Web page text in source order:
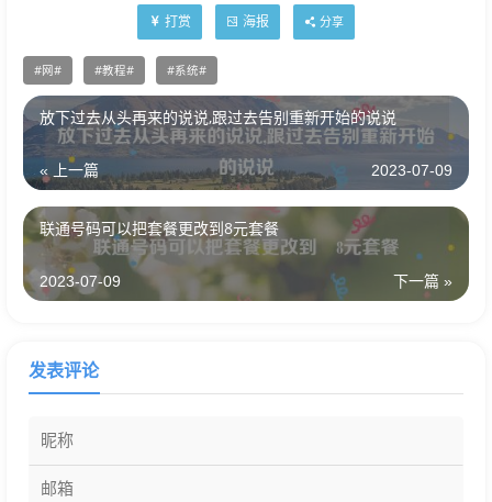
打赏 海报 分享
网 教程 系统
放下过去从头再来的说说,跟过去告别重新开始的说说
« 上一篇 2023-07-09
联通号码可以把套餐更改到8元套餐
下一篇 »
2023-07-09
发表评论